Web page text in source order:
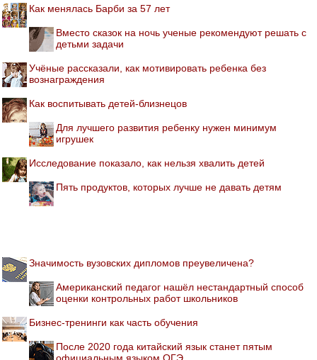
Как менялась Барби за 57 лет
Вместо сказок на ночь ученые рекомендуют решать с
детьми задачи
Учёные рассказали, как мотивировать ребенка без
вознаграждения
Как воспитывать детей-близнецов
Для лучшего развития ребенку нужен минимум
игрушек
Исследование показало, как нельзя хвалить детей
Пять продуктов, которых лучше не давать детям
Значимость вузовских дипломов преувеличена?
Американский педагог нашёл нестандартный способ
оценки контрольных работ школьников
Бизнес-тренинги как часть обучения
После 2020 года китайский язык станет пятым